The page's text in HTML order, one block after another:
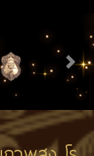
Next